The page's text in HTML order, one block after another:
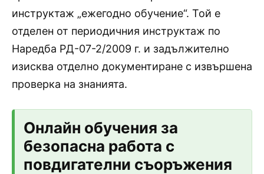
инструктаж „ежегодно обучение“. Той е
отделен от периодичния инструктаж по
Наредба РД-07-2/2009 г. и задължително
изисква отделно документиране с извършена
проверка на знанията.
Онлайн обучения за
безопасна работа с
повдигателни съоръжения